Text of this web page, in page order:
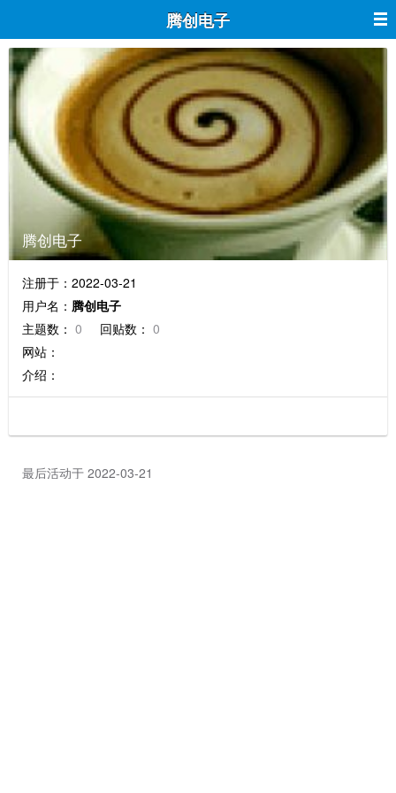
腾创电子
腾创电子
注册于：2022-03-21
用户名： 腾创电子
主题数： 0 回贴数： 0
网站：
介绍：
最后活动于 2022-03-21